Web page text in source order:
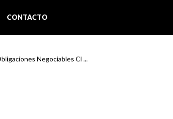
CONTACTO
Negociables Cl ...